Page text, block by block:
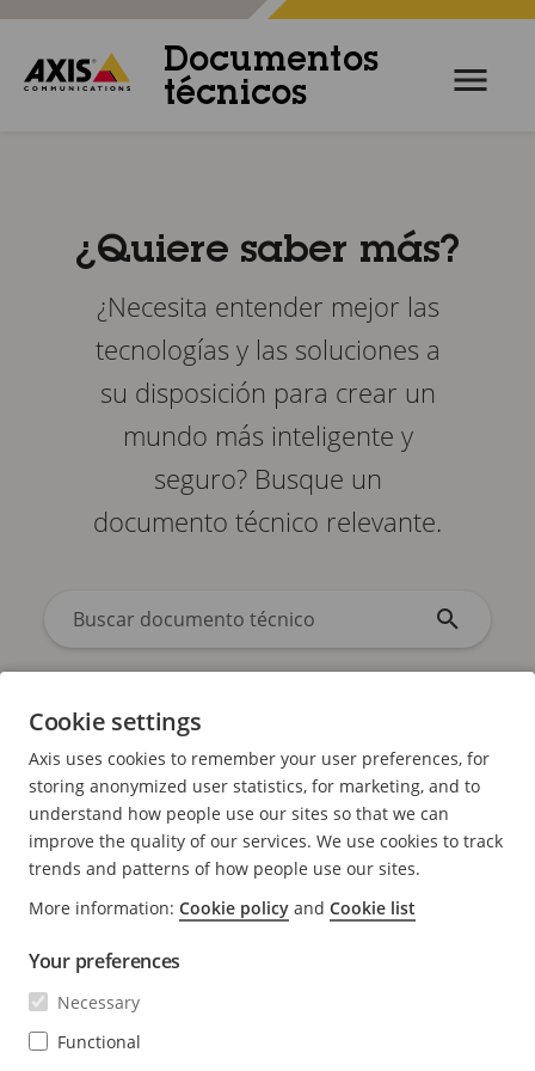
Documentos
técnicos
¿Quiere saber más?
¿Necesita entender mejor las
tecnologías y las soluciones a
su disposición para crear un
mundo más inteligente y
seguro? Busque un
documento técnico relevante.
Ordenar por Por orden alfabético/ Fecha
No se han encontrado resultados
Busque otra palabra o seleccione otra traducción.
Cookie settings
Axis uses cookies to remember your user preferences, for
storing anonymized user statistics, for marketing, and to
understand how people use our sites so that we can
improve the quality of our services. We use cookies to track
trends and patterns of how people use our sites.
More information: Cookie policy and Cookie list
Your preferences
Necessary
Functional